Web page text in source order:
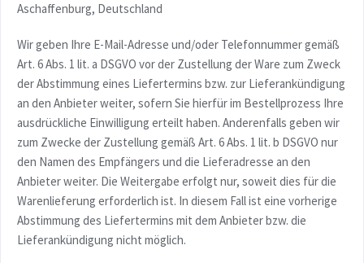
Aschaffenburg, Deutschland
Wir geben Ihre E-Mail-Adresse und/oder Telefonnummer gemäß
Art. 6 Abs. 1 lit. a DSGVO vor der Zustellung der Ware zum Zweck
der Abstimmung eines Liefertermins bzw. zur Lieferankündigung
an den Anbieter weiter, sofern Sie hierfür im Bestellprozess Ihre
ausdrückliche Einwilligung erteilt haben. Anderenfalls geben wir
zum Zwecke der Zustellung gemäß Art. 6 Abs. 1 lit. b DSGVO nur
den Namen des Empfängers und die Lieferadresse an den
Anbieter weiter. Die Weitergabe erfolgt nur, soweit dies für die
Warenlieferung erforderlich ist. In diesem Fall ist eine vorherige
Abstimmung des Liefertermins mit dem Anbieter bzw. die
Lieferankündigung nicht möglich.